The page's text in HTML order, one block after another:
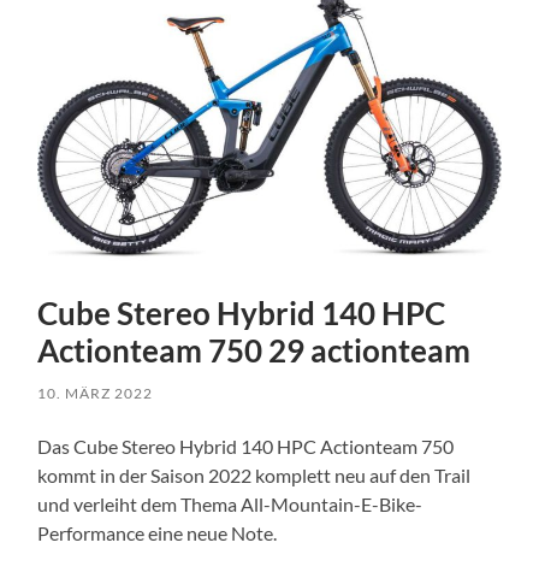
Cube Stereo Hybrid 140 HPC
Actionteam 750 29 actionteam
10. MÄRZ 2022
Das Cube Stereo Hybrid 140 HPC Actionteam 750
kommt in der Saison 2022 komplett neu auf den Trail
und verleiht dem Thema All-Mountain-E-Bike-
Performance eine neue Note.